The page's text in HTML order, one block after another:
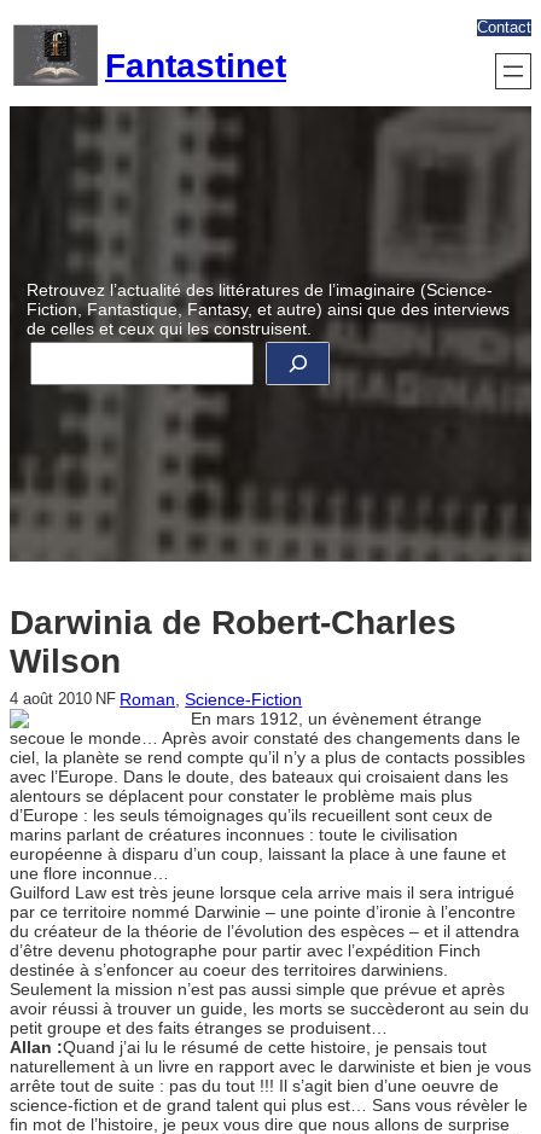
contenu
Fantastinet
Contact
Retrouvez l’actualité des littératures de l’imaginaire (Science-
Fiction, Fantastique, Fantasy, et autre) ainsi que des interviews
de celles et ceux qui les construisent.
R
c
Darwinia de Robert-Charles
Wilson
4 août 2010 NF Roman, Science-Fiction
En mars 1912, un évènement étrange
secoue le monde… Après avoir constaté des changements dans le
ciel, la planète se rend compte qu’il n’y a plus de contacts possibles
avec l’Europe. Dans le doute, des bateaux qui croisaient dans les
alentours se déplacent pour constater le problème mais plus
d’Europe : les seuls témoignages qu’ils recueillent sont ceux de
marins parlant de créatures inconnues : toute le civilisation
européenne à disparu d’un coup, laissant la place à une faune et
une flore inconnue…
Guilford Law est très jeune lorsque cela arrive mais il sera intrigué
par ce territoire nommé Darwinie – une pointe d’ironie à l’encontre
du créateur de la théorie de l’évolution des espèces – et il attendra
d’être devenu photographe pour partir avec l’expédition Finch
destinée à s’enfoncer au coeur des territoires darwiniens.
Seulement la mission n’est pas aussi simple que prévue et après
avoir réussi à trouver un guide, les morts se succèderont au sein du
petit groupe et des faits étranges se produisent…
Allan :Quand j’ai lu le résumé de cette histoire, je pensais tout
naturellement à un livre en rapport avec le darwiniste et bien je vous
arrête tout de suite : pas du tout !!! Il s’agit bien d’une oeuvre de
science-fiction et de grand talent qui plus est… Sans vous révèler le
fin mot de l’histoire, je peux vous dire que nous allons de surprise